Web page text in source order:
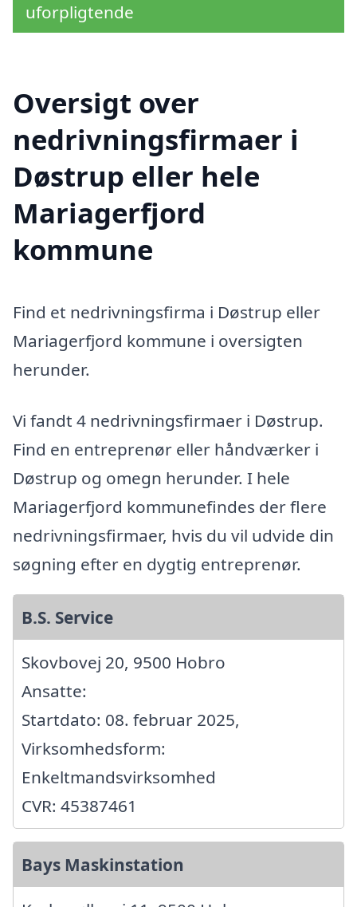
uforpligtende
Oversigt over
nedrivningsfirmaer i
Døstrup eller hele
Mariagerfjord
kommune
Find et nedrivningsfirma i Døstrup eller
Mariagerfjord kommune i oversigten
herunder.
Vi fandt 4 nedrivningsfirmaer i Døstrup.
Find en entreprenør eller håndværker i
Døstrup og omegn herunder. I hele
Mariagerfjord kommunefindes der flere
nedrivningsfirmaer, hvis du vil udvide din
søgning efter en dygtig entreprenør.
B.S. Service
Skovbovej 20, 9500 Hobro
Ansatte:
Startdato: 08. februar 2025,
Virksomhedsform:
Enkeltmandsvirksomhed
CVR: 45387461
Bays Maskinstation